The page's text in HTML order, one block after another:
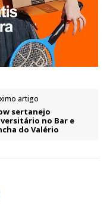
artigo
sertanejo
no Bar e
do Valério